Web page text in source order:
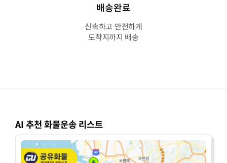
배송완료
신속하고 안전하게
도착지까지 배송
AI 추천 화물운송 리스트